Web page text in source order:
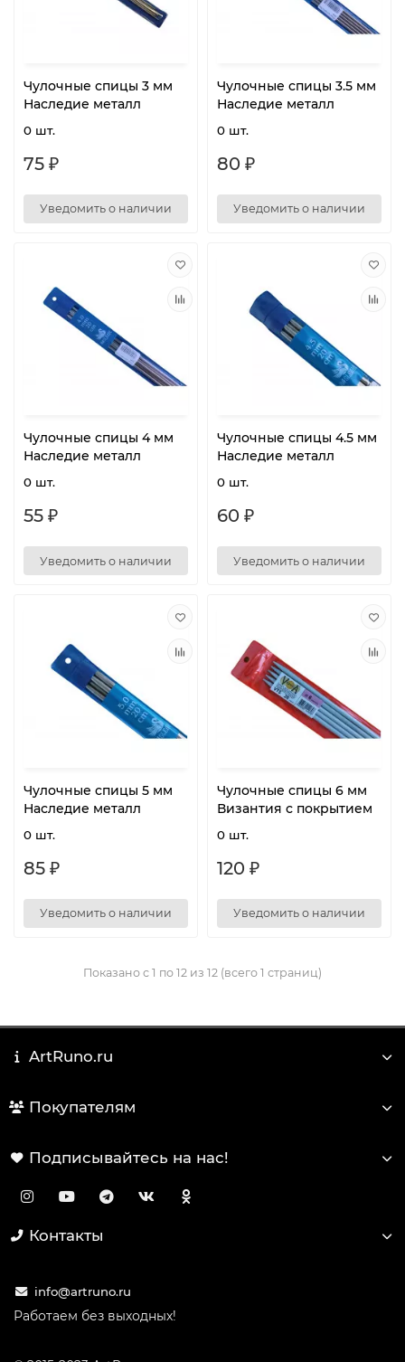
Чулочные спицы 3 мм
Наследие металл
0 шт.
75 ₽
Уведомить о наличии
Чулочные спицы 3.5 мм
Наследие металл
0 шт.
80 ₽
Уведомить о наличии
Чулочные спицы 4 мм
Наследие металл
0 шт.
55 ₽
Уведомить о наличии
Чулочные спицы 4.5 мм
Наследие металл
0 шт.
60 ₽
Уведомить о наличии
Чулочные спицы 5 мм
Наследие металл
0 шт.
85 ₽
Уведомить о наличии
Чулочные спицы 6 мм
Византия с покрытием
0 шт.
120 ₽
Уведомить о наличии
Показано с 1 по 12 из 12 (всего 1 страниц)
ArtRuno.ru
Покупателям
Подписывайтесь на нас!
Контакты
info@artruno.ru
Работаем без выходных!